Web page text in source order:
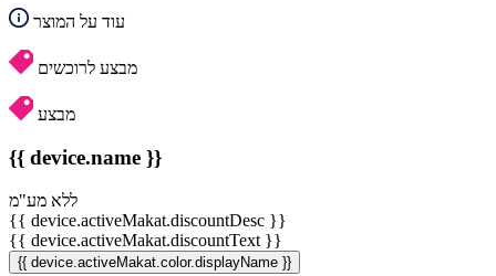
עוד על המוצר
מבצע לרוכשים
מבצע
{{ device.name }}
ללא מע"מ
{{ device.activeMakat.discountDesc }}
{{ device.activeMakat.discountText }}
{{ device.activeMakat.color.displayName }}